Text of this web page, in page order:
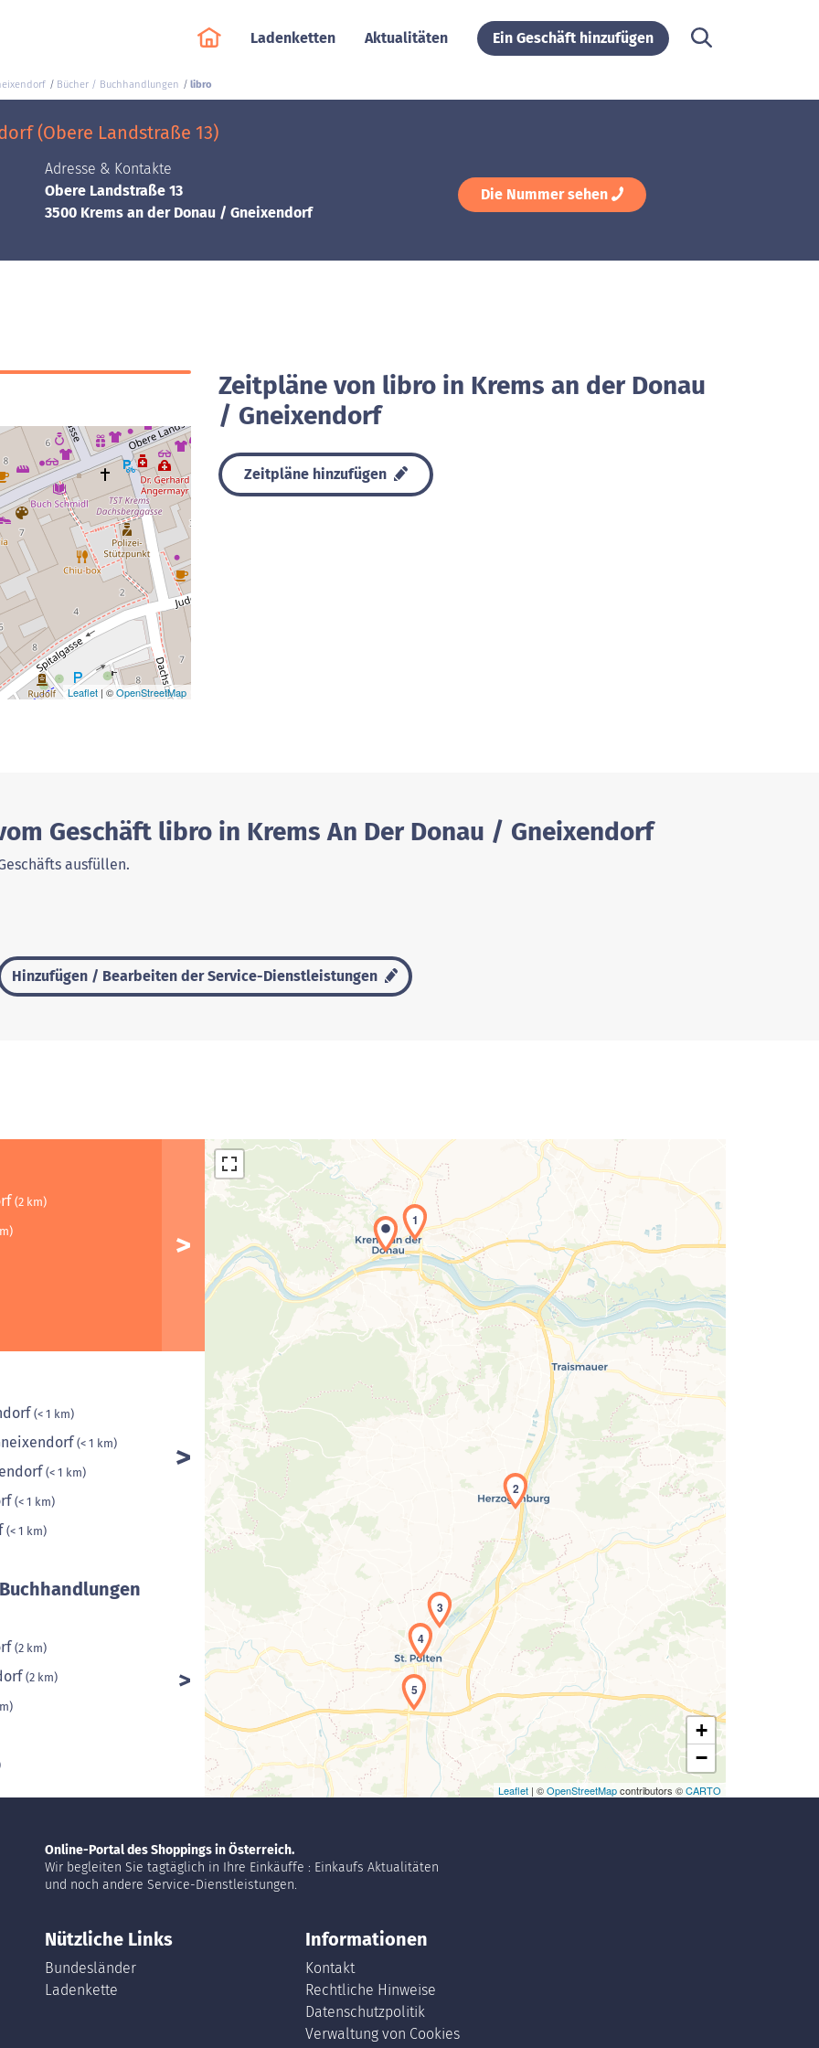
Ladenketten Aktualitäten Ein Geschäft hinzufügen
Bücher / Buchhandlungen libro
(Obere Landstraße 13)
Adresse & Kontakte
Obere Landstraße 13
3500 Krems an der Donau / Gneixendorf
Die Nummer sehen
Leaflet | ©OpenStreetMap
Zeitpläne von libro in Krems an der Donau
/ Gneixendorf
Zeitpläne hinzufügen
Geschäft libro in Krems An Der Donau / Gneixendorf
ausfüllen.
Hinzufügen / Bearbeiten der Service-Dienstleistungen
(2 km)
(< 1 km)
(< 1 km)
(< 1 km)
(< 1 km)
(< 1 km)
(2 km)
(2 km)
1
2
3
4
5
+
−
Leaflet | ©OpenStreetMapcontributors ©CARTO
Online-Portal des Shoppings in Österreich.
Wir begleiten Sie tagtäglich in Ihre Einkäuffe : Einkaufs Aktualitäten
und noch andere Service-Dienstleistungen.
Nützliche Links
Bundesländer
Ladenkette
Informationen
Kontakt
Rechtliche Hinweise
Datenschutzpolitik
Verwaltung von Cookies